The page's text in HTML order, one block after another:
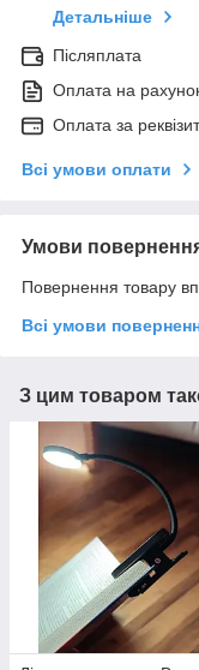
Детальніше
Післяплата
Оплата на
Оплата за
Всі умови оплати
Умови
Повернення товару
Всі умови
З цим товаром